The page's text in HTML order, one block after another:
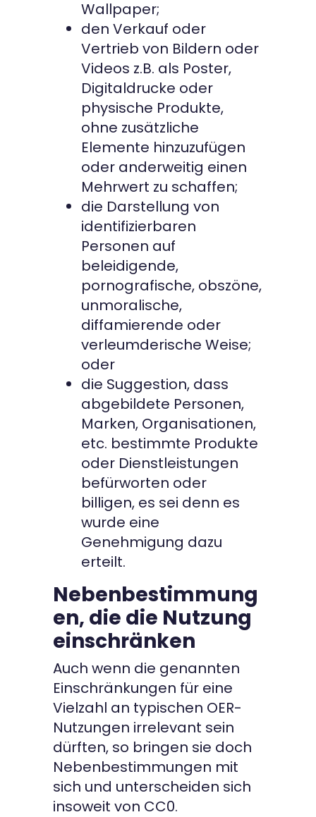
Wallpaper;
den Verkauf oder
Vertrieb von Bildern oder
Videos z.B. als Poster,
Digitaldrucke oder
physische Produkte,
ohne zusätzliche
Elemente hinzuzufügen
oder anderweitig einen
Mehrwert zu schaffen;
die Darstellung von
identifizierbaren
Personen auf
beleidigende,
pornografische, obszöne,
unmoralische,
diffamierende oder
verleumderische Weise;
oder
die Suggestion, dass
abgebildete Personen,
Marken, Organisationen,
etc. bestimmte Produkte
oder Dienstleistungen
befürworten oder
billigen, es sei denn es
wurde eine
Genehmigung dazu
erteilt.
Nebenbestimmung
en, die die Nutzung
einschränken
Auch wenn die genannten
Einschränkungen für eine
Vielzahl an typischen OER-
Nutzungen irrelevant sein
dürften, so bringen sie doch
Nebenbestimmungen mit
sich und unterscheiden sich
insoweit von CC0.